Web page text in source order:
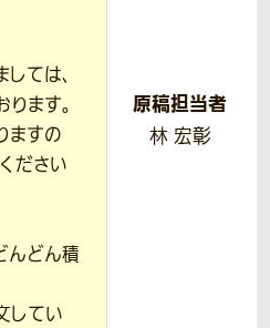
ては、
ます。
ますの
ださい
んどん積
してい
原稿担当者
林 宏彰